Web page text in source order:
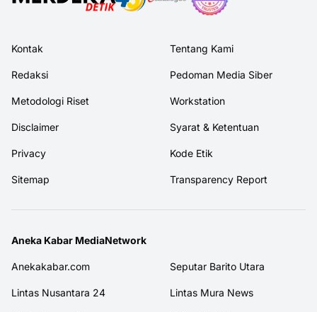
Kontak Tentang Kami
Redaksi Pedoman Media Siber
Metodologi Riset Workstation
Disclaimer Syarat & Ketentuan
Privacy Kode Etik
Sitemap Transparency Report
Aneka Kabar MediaNetwork
Anekakabar.com Seputar Barito Utara
Lintas Nusantara 24 Lintas Mura News